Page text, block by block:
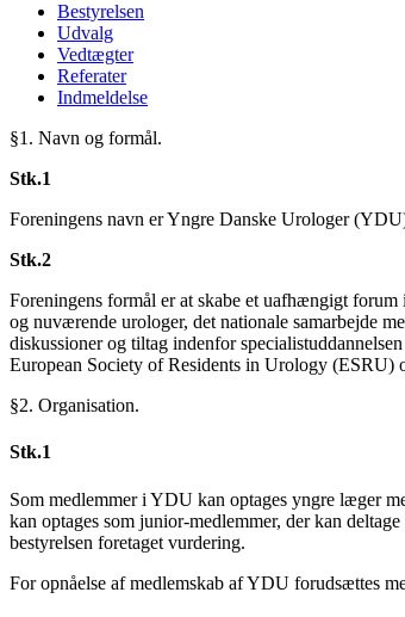
Bestyrelsen
Udvalg
Vedtægter
Referater
Indmeldelse
§1. Navn og formål.
Stk.1
Foreningens navn er Yngre Danske Urologer
Stk.2
Foreningens formål er at skabe et uafhængigt
og nuværende urologer, det nationale samarbejde
diskussioner og tiltag indenfor
European Society of Residents in Urology
§2. Organisation.
Stk.1
Som medlemmer i YDU kan optages yngre læger
kan optages som junior-medlemmer, der kan
bestyrelsen foretaget vurdering.
For opnåelse af medlemskab af YDU forudsættes